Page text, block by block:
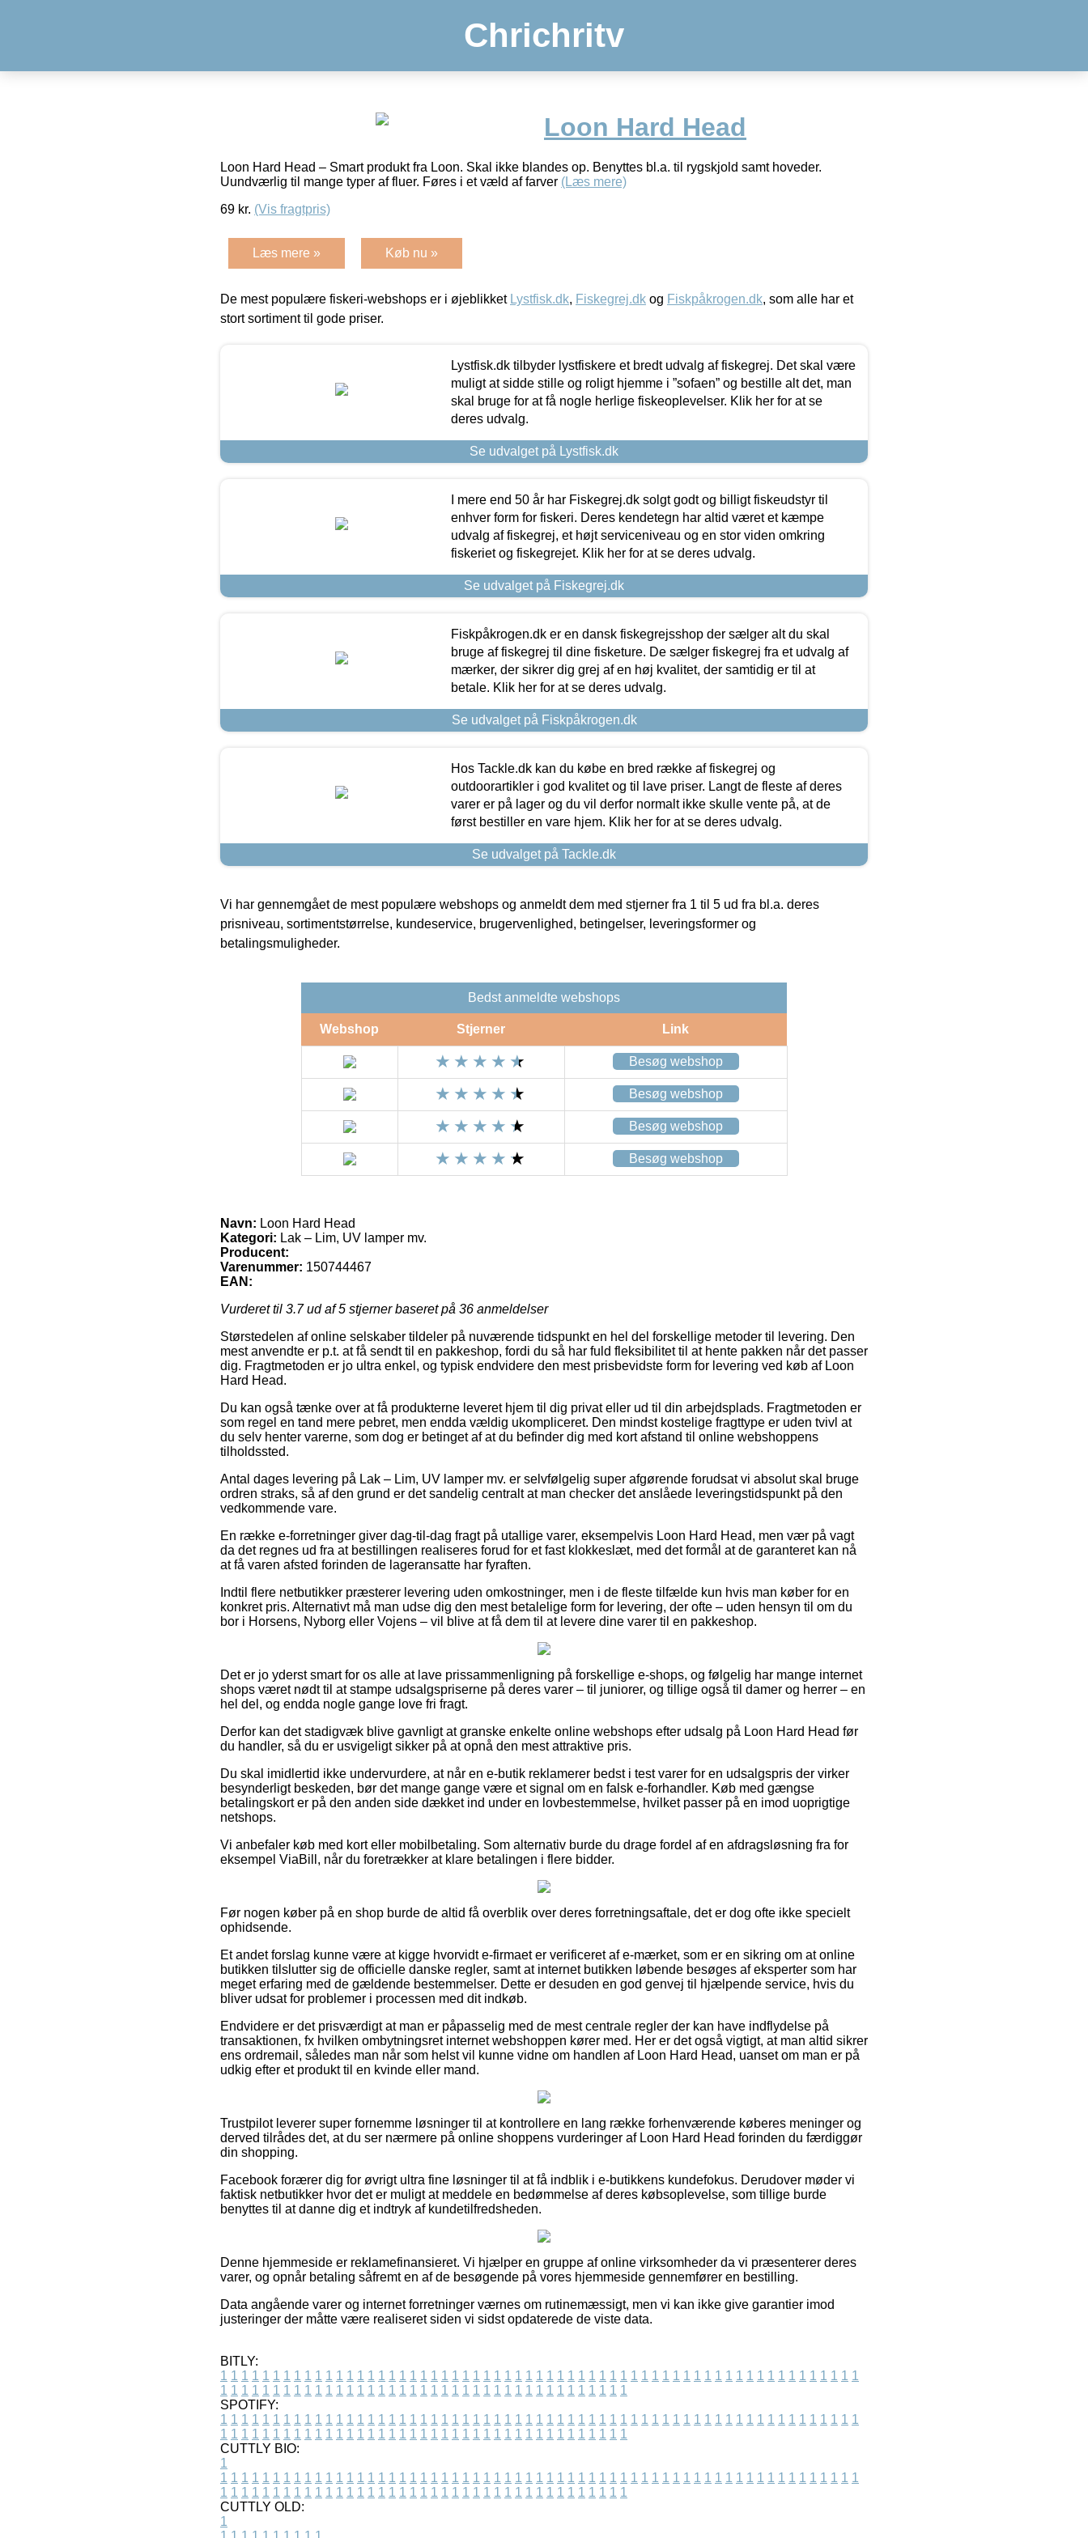
Chrichritv
Loon Hard Head
Loon Hard Head – Smart produkt fra Loon. Skal ikke blandes op. Benyttes bl.a. til rygskjold samt hoveder.
Uundværlig til mange typer af fluer. Føres i et væld af farver (Læs mere)
69 kr. (Vis fragtpris)
Læs mere » Køb nu »
De mest populære fiskeri-webshops er i øjeblikket Lystfisk.dk, Fiskegrej.dk og Fiskpåkrogen.dk, som alle har et
stort sortiment til gode priser.
Lystfisk.dk tilbyder lystfiskere et bredt udvalg af fiskegrej. Det skal være
muligt at sidde stille og roligt hjemme i ”sofaen” og bestille alt det, man
skal bruge for at få nogle herlige fiskeoplevelser. Klik her for at se
deres udvalg.
Se udvalget på Lystfisk.dk
I mere end 50 år har Fiskegrej.dk solgt godt og billigt fiskeudstyr til
enhver form for fiskeri. Deres kendetegn har altid været et kæmpe
udvalg af fiskegrej, et højt serviceniveau og en stor viden omkring
fiskeriet og fiskegrejet. Klik her for at se deres udvalg.
Se udvalget på Fiskegrej.dk
Fiskpåkrogen.dk er en dansk fiskegrejsshop der sælger alt du skal
bruge af fiskegrej til dine fisketure. De sælger fiskegrej fra et udvalg af
mærker, der sikrer dig grej af en høj kvalitet, der samtidig er til at
betale. Klik her for at se deres udvalg.
Se udvalget på Fiskpåkrogen.dk
Hos Tackle.dk kan du købe en bred række af fiskegrej og
outdoorartikler i god kvalitet og til lave priser. Langt de fleste af deres
varer er på lager og du vil derfor normalt ikke skulle vente på, at de
først bestiller en vare hjem. Klik her for at se deres udvalg.
Se udvalget på Tackle.dk
Vi har gennemgået de mest populære webshops og anmeldt dem med stjerner fra 1 til 5 ud fra bl.a. deres
prisniveau, sortimentstørrelse, kundeservice, brugervenlighed, betingelser, leveringsformer og
betalingsmuligheder.
Bedst anmeldte webshops
Webshop Stjerner Link
Besøg webshop
Besøg webshop
Besøg webshop
Besøg webshop
Navn: Loon Hard Head
Kategori: Lak – Lim, UV lamper mv.
Producent:
Varenummer: 150744467
EAN:
Vurderet til 3.7ud af 5 stjerner baseret på 36 anmeldelser
Størstedelen af online selskaber tildeler på nuværende tidspunkt en hel del forskellige metoder til levering. Den
mest anvendte er p.t. at få sendt til en pakkeshop, fordi du så har fuld fleksibilitet til at hente pakken når det passer
dig. Fragtmetoden er jo ultra enkel, og typisk endvidere den mest prisbevidste form for levering ved køb af Loon
Hard Head.
Du kan også tænke over at få produkterne leveret hjem til dig privat eller ud til din arbejdsplads. Fragtmetoden er
som regel en tand mere pebret, men endda vældig ukompliceret. Den mindst kostelige fragttype er uden tvivl at
du selv henter varerne, som dog er betinget af at du befinder dig med kort afstand til online webshoppens
tilholdssted.
Antal dages levering på Lak – Lim, UV lamper mv. er selvfølgelig super afgørende forudsat vi absolut skal bruge
ordren straks, så af den grund er det sandelig centralt at man checker det anslåede leveringstidspunkt på den
vedkommende vare.
En række e-forretninger giver dag-til-dag fragt på utallige varer, eksempelvis Loon Hard Head, men vær på vagt
da det regnes ud fra at bestillingen realiseres forud for et fast klokkeslæt, med det formål at de garanteret kan nå
at få varen afsted forinden de lageransatte har fyraften.
Indtil flere netbutikker præsterer levering uden omkostninger, men i de fleste tilfælde kun hvis man køber for en
konkret pris. Alternativt må man udse dig den mest betalelige form for levering, der ofte – uden hensyn til om du
bor i Horsens, Nyborg eller Vojens – vil blive at få dem til at levere dine varer til en pakkeshop.
Det er jo yderst smart for os alle at lave prissammenligning på forskellige e-shops, og følgelig har mange internet
shops været nødt til at stampe udsalgspriserne på deres varer – til juniorer, og tillige også til damer og herrer – en
hel del, og endda nogle gange love fri fragt.
Derfor kan det stadigvæk blive gavnligt at granske enkelte online webshops efter udsalg på Loon Hard Head før
du handler, så du er usvigeligt sikker på at opnå den mest attraktive pris.
Du skal imidlertid ikke undervurdere, at når en e-butik reklamerer bedst i test varer for en udsalgspris der virker
besynderligt beskeden, bør det mange gange være et signal om en falsk e-forhandler. Køb med gængse
betalingskort er på den anden side dækket ind under en lovbestemmelse, hvilket passer på en imod uoprigtige
netshops.
Vi anbefaler køb med kort eller mobilbetaling. Som alternativ burde du drage fordel af en afdragsløsning fra for
eksempel ViaBill, når du foretrækker at klare betalingen i flere bidder.
Før nogen køber på en shop burde de altid få overblik over deres forretningsaftale, det er dog ofte ikke specielt
ophidsende.
Et andet forslag kunne være at kigge hvorvidt e-firmaet er verificeret af e-mærket, som er en sikring om at online
butikken tilslutter sig de officielle danske regler, samt at internet butikken løbende besøges af eksperter som har
meget erfaring med de gældende bestemmelser. Dette er desuden en god genvej til hjælpende service, hvis du
bliver udsat for problemer i processen med dit indkøb.
Endvidere er det prisværdigt at man er påpasselig med de mest centrale regler der kan have indflydelse på
transaktionen, fx hvilken ombytningsret internet webshoppen kører med. Her er det også vigtigt, at man altid sikrer
ens ordremail, således man når som helst vil kunne vidne om handlen af Loon Hard Head, uanset om man er på
udkig efter et produkt til en kvinde eller mand.
Trustpilot leverer super fornemme løsninger til at kontrollere en lang række forhenværende køberes meninger og
derved tilrådes det, at du ser nærmere på online shoppens vurderinger af Loon Hard Head forinden du færdiggør
din shopping.
Facebook forærer dig for øvrigt ultra fine løsninger til at få indblik i e-butikkens kundefokus. Derudover møder vi
faktisk netbutikker hvor det er muligt at meddele en bedømmelse af deres købsoplevelse, som tillige burde
benyttes til at danne dig et indtryk af kundetilfredsheden.
Denne hjemmeside er reklamefinansieret. Vi hjælper en gruppe af online virksomheder da vi præsenterer deres
varer, og opnår betaling såfremt en af de besøgende på vores hjemmeside gennemfører en bestilling.
Data angående varer og internet forretninger værnes om rutinemæssigt, men vi kan ikke give garantier imod
justeringer der måtte være realiseret siden vi sidst opdaterede de viste data.
BITLY:
1 1 1 1 1 1 1 1 1 1 1 1 1 1 1 1 1 1 1 1 1 1 1 1 1 1 1 1 1 1 1 1 1 1 1 1 1 1 1 1 1 1 1 1 1 1 1 1 1 1 1 1 1 1 1 1 1 1 1 1 1
1 1 1 1 1 1 1 1 1 1 1 1 1 1 1 1 1 1 1 1 1 1 1 1 1 1 1 1 1 1 1 1 1 1 1 1 1 1 1
SPOTIFY:
1 1 1 1 1 1 1 1 1 1 1 1 1 1 1 1 1 1 1 1 1 1 1 1 1 1 1 1 1 1 1 1 1 1 1 1 1 1 1 1 1 1 1 1 1 1 1 1 1 1 1 1 1 1 1 1 1 1 1 1 1
1 1 1 1 1 1 1 1 1 1 1 1 1 1 1 1 1 1 1 1 1 1 1 1 1 1 1 1 1 1 1 1 1 1 1 1 1 1 1
CUTTLY BIO:
1
1 1 1 1 1 1 1 1 1 1 1 1 1 1 1 1 1 1 1 1 1 1 1 1 1 1 1 1 1 1 1 1 1 1 1 1 1 1 1 1 1 1 1 1 1 1 1 1 1 1 1 1 1 1 1 1 1 1 1 1 1
1 1 1 1 1 1 1 1 1 1 1 1 1 1 1 1 1 1 1 1 1 1 1 1 1 1 1 1 1 1 1 1 1 1 1 1 1 1 1
CUTTLY OLD:
1